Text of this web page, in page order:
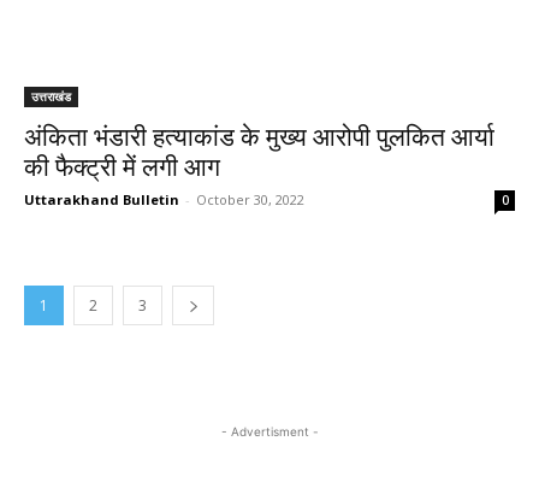
उत्तराखंड
अंकिता भंडारी हत्याकांड के मुख्य आरोपी पुलकित आर्या
की फैक्ट्री में लगी आग
Uttarakhand Bulletin - October 30, 2022 0
1 2 3
- Advertisment -